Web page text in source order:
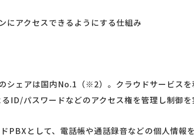
にアクセスできるようにする仕組み
シェアは国内No.1（※2）。クラウドサービスを
ID/パスワードなどのアクセス権を管理し制御を
として、電話帳や通話録音などの個人情報を